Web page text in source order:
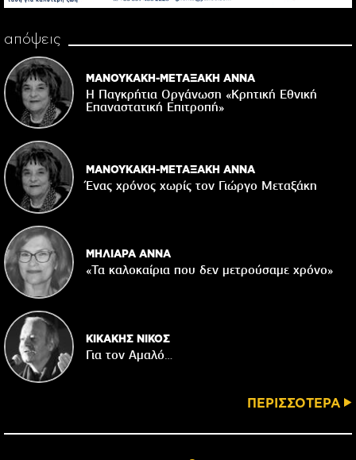
απόψεις
ΜΑΝΟΥΚΑΚΗ-ΜΕΤΑΞΑΚΗ ΑΝΝΑ
Η Παγκρήτια Οργάνωση «Κρητική Εθνική
Επαναστατική Eπιτροπή»
ΜΑΝΟΥΚΑΚΗ-ΜΕΤΑΞΑΚΗ ΑΝΝΑ
Ένας χρόνος χωρίς τον Γιώργο Μεταξάκη
ΜΗΛΙΑΡΑ ΑΝΝΑ
«Τα καλοκαίρια που δεν μετρούσαμε χρόνο»
ΚΙΚΑΚΗΣ ΝΙΚΟΣ
Για τον Αμαλό…
ΠΕΡΙΣΣΟΤΕΡΑ